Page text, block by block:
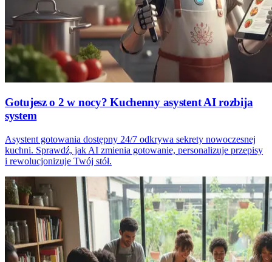
Gotujesz o 2 w nocy? Kuchenny asystent AI rozbija
system
Asystent gotowania dostępny 24/7 odkrywa sekrety nowoczesnej
kuchni. Sprawdź, jak AI zmienia gotowanie, personalizuje przepisy
i rewolucjonizuje Twój stół.